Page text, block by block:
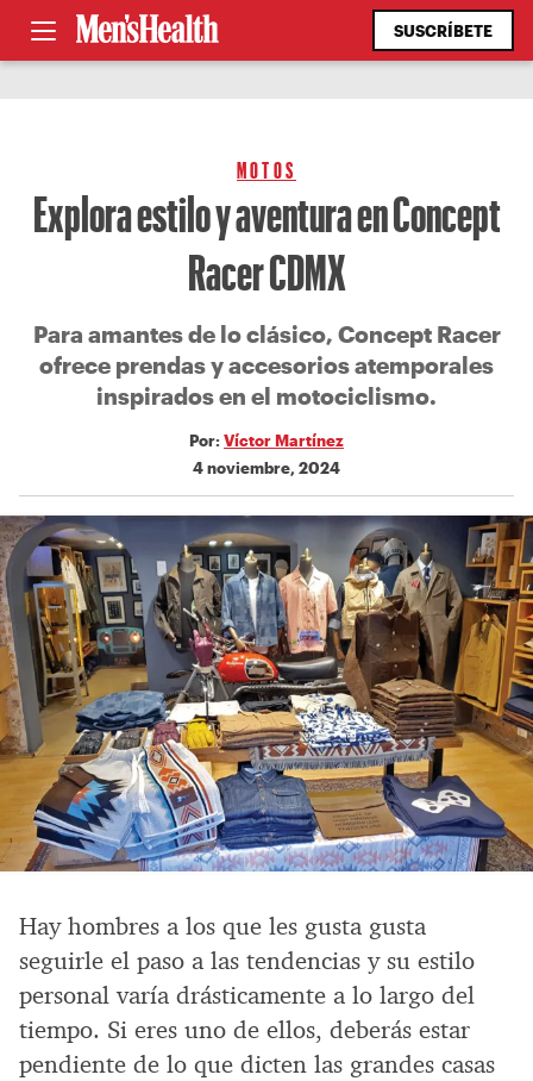
SUSCRÍBETE
MOTOS
Explora estilo y aventura en Concept
Racer CDMX
Para amantes de lo clásico, Concept Racer
ofrece prendas y accesorios atemporales
inspirados en el motociclismo.
Por: Víctor Martínez
4 noviembre, 2024
Hay hombres a los que les gusta gusta
seguirle el paso a las tendencias y su estilo
personal varía drásticamente a lo largo del
tiempo. Si eres uno de ellos, deberás estar
pendiente de lo que dicten las grandes casas